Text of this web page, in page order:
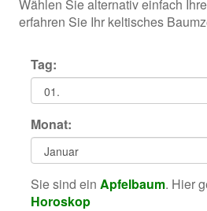
Wählen Sie alternativ einfach
erfahren Sie Ihr keltisches
Tag:
Monat:
Sie sind ein Apfelbaum. Hier
Horoskop